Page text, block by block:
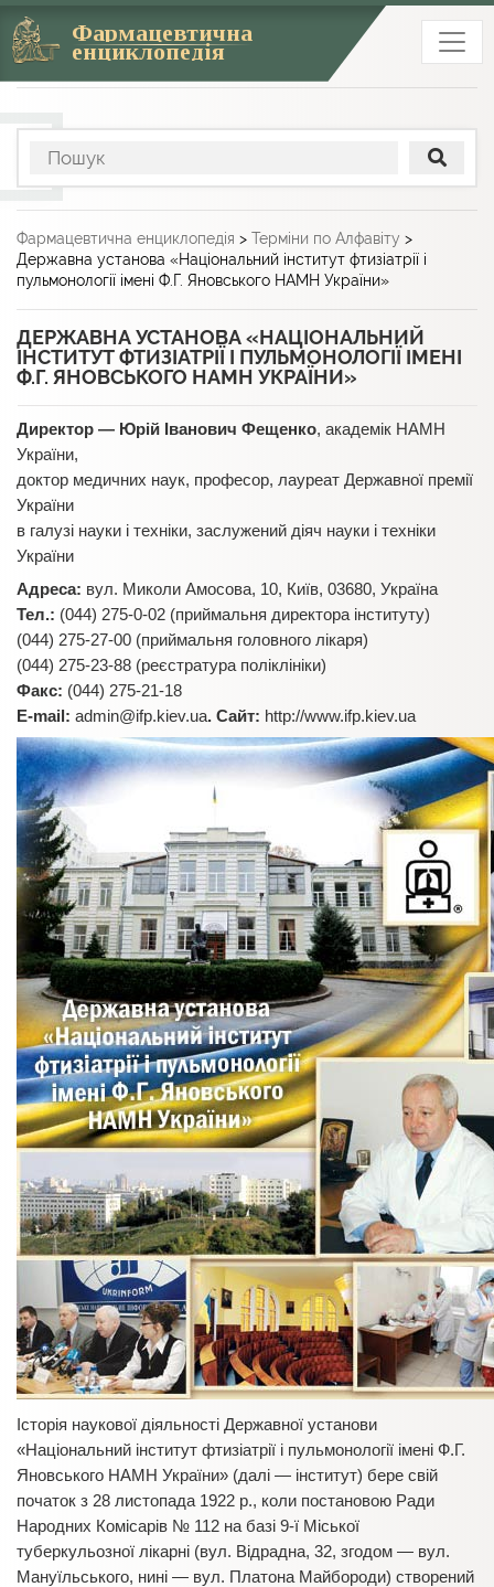
Фармацевтична
енциклопедія
Фармацевтична енциклопедія > Терміни по Алфавіту >
Державна установа «Національний інститут фтизіатрії і
пульмонології імені Ф.Г. Яновського НАМН України»
ДЕРЖАВНА УСТАНОВА «НАЦІОНАЛЬНИЙ
ІНСТИТУТ ФТИЗІАТРІЇ І ПУЛЬМОНОЛОГІЇ ІМЕНІ
Ф.Г. ЯНОВСЬКОГО НАМН УКРАЇНИ»
Директор — Юрій Іванович Фещенко, академік НАМН
України,
доктор медичних наук, професор, лауреат Державної премії
України
в галузі науки і техніки, заслужений діяч науки і техніки
України
Адреса: вул. Миколи Амосова, 10, Київ, 03680, Україна
Тел.: (044) 275-0-02 (приймальня директора інституту)
(044) 275-27-00 (приймальня головного лікаря)
(044) 275-23-88 (реєстратура поліклініки)
Факс: (044) 275-21-18
E-mail: admin@ifp.kiev.ua. Сайт: http://www.ifp.kiev.ua
Історія наукової діяльності Державної установи
«Національний інститут фтизіатрії і пульмонології імені Ф.Г.
Яновського НАМН України» (далі — інститут) бере свій
початок з 28 листопада 1922 р., коли постановою Ради
Народних Комісарів № 112 на базі 9-ї Міської
туберкульозної лікарні (вул. Відрадна, 32, згодом — вул.
Мануїльського, нині — вул. Платона Майбороди) створений